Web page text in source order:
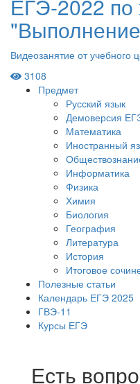
ЕГЭ-2022
Видеозанятие от учебного
3108
Предмет
Русский язык
Демоверсия
Математика
Иностранный
Информатика
Физика
Химия
Биология
География
Литература
История
Итоговое
Полезные статьи
Календарь ЕГЭ 2025
ГВЭ-11
Курсы ЕГЭ
Есть